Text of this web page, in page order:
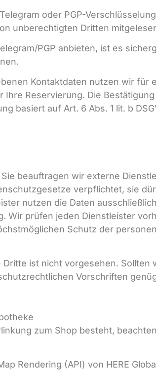
oder PGP-
unberechtigten Dritten
PGP anbieten, ist es
Kontaktdaten nutzen wir
Ihre Reservierung. Die
basiert auf Art. 6 Abs. 1 lit. b
beauftragen wir externe
verpflichtet, sie
nutzen die Daten
Wir prüfen jeden Dienstleister
Schutz der
ist nicht vorgesehen.
Vorschriften
zum Shop besteht,
Rendering (API) von HERE